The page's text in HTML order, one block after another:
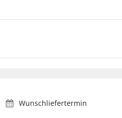
Wunschliefertermin